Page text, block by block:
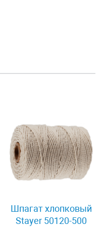
Шпагат хлопковый
Stayer 50120-500